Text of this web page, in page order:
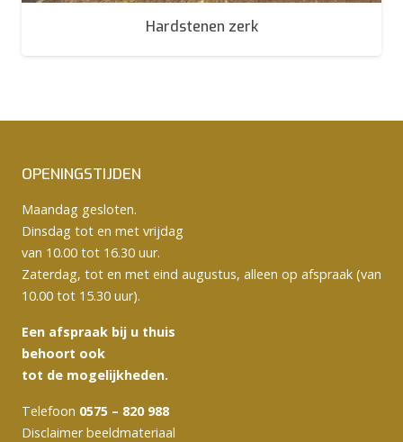
Hardstenen zerk
OPENINGSTIJDEN
Maandag gesloten.
Dinsdag tot en met vrijdag
van 10.00 tot 16.30 uur.
Zaterdag, tot en met eind augustus, alleen op afspraak (van
10.00 tot 15.30 uur).
Een afspraak bij u thuis
behoort ook
tot de mogelijkheden.
Telefoon 0575 – 820 988
Disclaimer beeldmateriaal